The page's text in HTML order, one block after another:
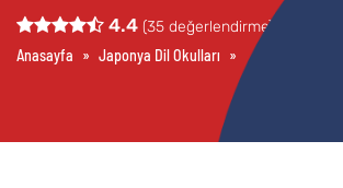
4.4 (35 değerlendirme)
Anasayfa » Japonya Dil Okulları » Tokyo Dil Okulları